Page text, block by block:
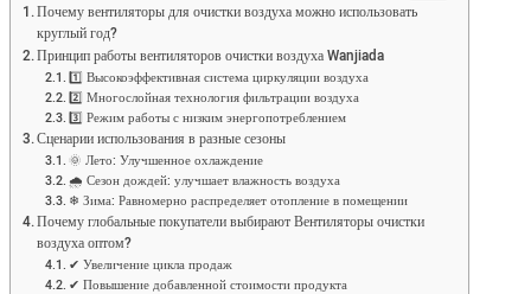
Почему вентиляторы для очистки воздуха можно использовать
круглый год?
Принцип работы вентиляторов очистки воздуха Wanjiada
1️⃣ Высокоэффективная система циркуляции воздуха
2️⃣ Многослойная технология фильтрации воздуха
3️⃣ Режим работы с низким энергопотреблением
Сценарии использования в разные сезоны
🌞 Лето: Улучшенное охлаждение
🌧 Сезон дождей: улучшает влажность воздуха
❄ Зима: Равномерно распределяет отопление в помещении
Почему глобальные покупатели выбирают Вентиляторы очистки
воздуха оптом?
✔ Увеличение цикла продаж
✔ Повышение добавленной стоимости продукта